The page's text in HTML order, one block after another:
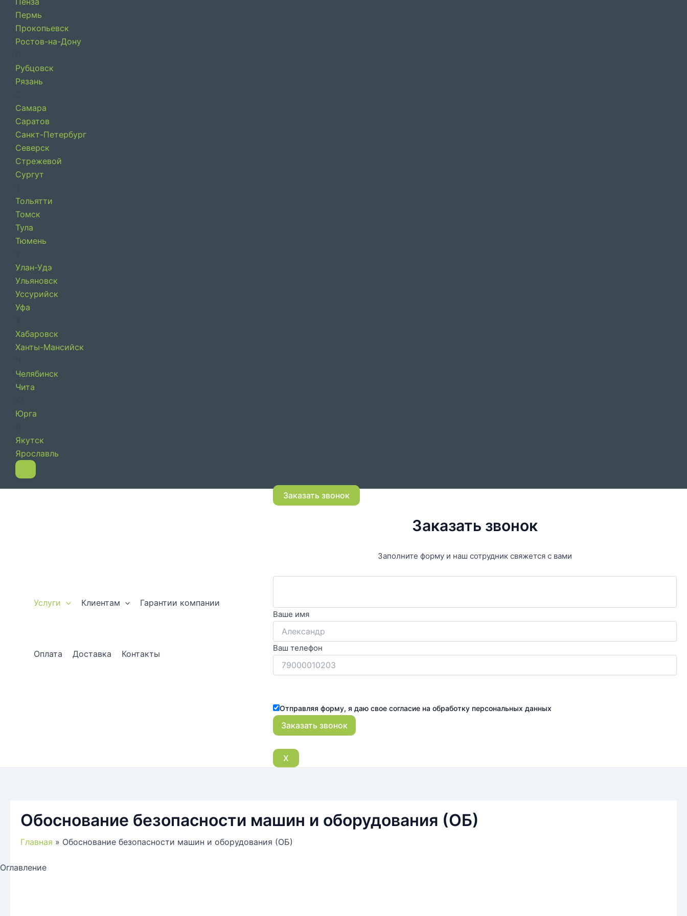
Пермь
Прокопьевск
Ростов-на-Дону
Рубцовск
Рязань
Самара
Саратов
Санкт-Петербург
Северск
Стрежевой
Сургут
Тольятти
Томск
Тула
Тюмень
Улан-Удэ
Ульяновск
Уссурийск
Уфа
Хабаровск
Ханты-Мансийск
Челябинск
Чита
Юрга
Якутск
Ярославль
Услуги Клиентам Гарантии компании
Оплата Доставка Контакты
Заказать звонок
Заказать звонок
Заполните форму и наш сотрудник свяжется с вами
Ваше имя
Ваш телефон
Отправляя форму, я даю свое согласие на обработку персональных данных
X
Обоснование безопасности машин и оборудования (ОБ)
Главная Обоснование безопасности машин и оборудования (ОБ)
Оглавление